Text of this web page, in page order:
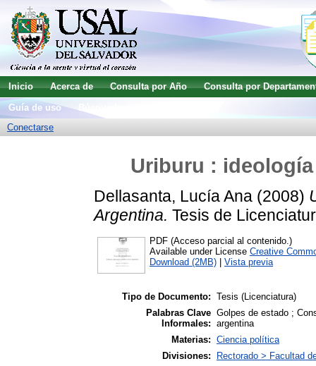
Inicio Acerca de Consulta por Año
Consulta por
Guía de uso
Conectarse
Uriburu :
Dellasanta, Lucía Ana (2008)
Argentina. Tesis de
PDF (Acceso parcial al contenido.)
Available under License Creative
Download (2MB)
Vista previa
Tipo de Documento: Tesis (Licenciatura)
Palabras Clave
Informales:
Golpes de estado ;
argentina
Materias: Ciencia política
Divisiones:
Rectorado > Facultad